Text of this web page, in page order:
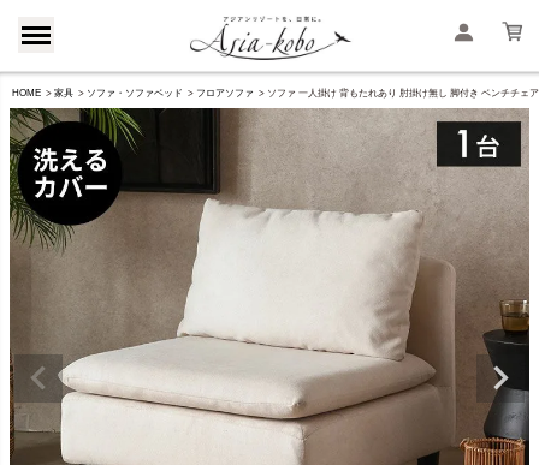
HOME 家具 ソファ・ソファベッド フロアソファ ソファ 一人掛け 背もたれあり 肘掛け無し 脚付き ベンチチェ